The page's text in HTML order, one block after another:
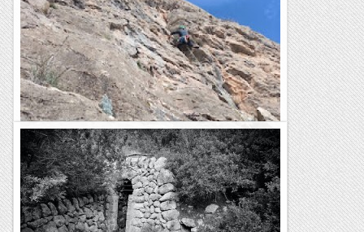
Fissura Oblicua a la Font Freda.
De tota la vida aquesta era la clàssica fàcil de la paret mentre
que l'Esperó del Vent era la clàssica difícil. Sempre he tingut
la sensació de que es repetia més...
Bloc Empotrat